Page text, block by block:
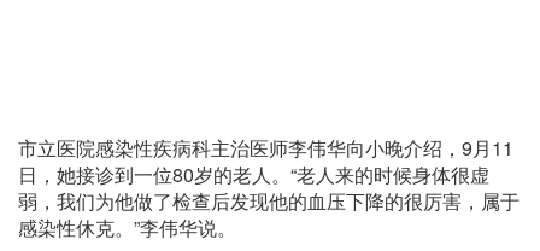
市立医院感染性疾病科主治医师李伟华向小晚介绍，9月11
日，她接诊到一位80岁的老人。“老人来的时候身体很虚
弱，我们为他做了检查后发现他的血压下降的很厉害，属于
感染性休克。”李伟华说。